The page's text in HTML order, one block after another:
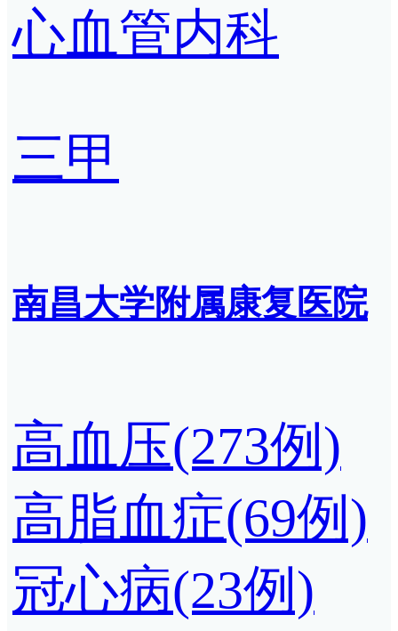
心血管内科
三甲
南昌大学附属康复医院
高血压(273例)
高脂血症(69例)
冠心病(23例)